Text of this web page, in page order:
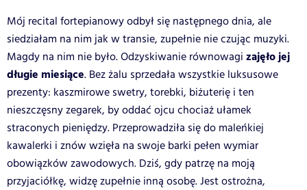
Mój recital fortepianowy odbył się następnego dnia, ale
siedziałam na nim jak w transie, zupełnie nie czując muzyki.
Magdy na nim nie było. Odzyskiwanie równowagi zajęło jej
długie miesiące. Bez żalu sprzedała wszystkie luksusowe
prezenty: kaszmirowe swetry, torebki, biżuterię i ten
nieszczęsny zegarek, by oddać ojcu chociaż ułamek
straconych pieniędzy. Przeprowadziła się do maleńkiej
kawalerki i znów wzięła na swoje barki pełen wymiar
obowiązków zawodowych. Dziś, gdy patrzę na moją
przyjaciółkę, widzę zupełnie inną osobę. Jest ostrożna,